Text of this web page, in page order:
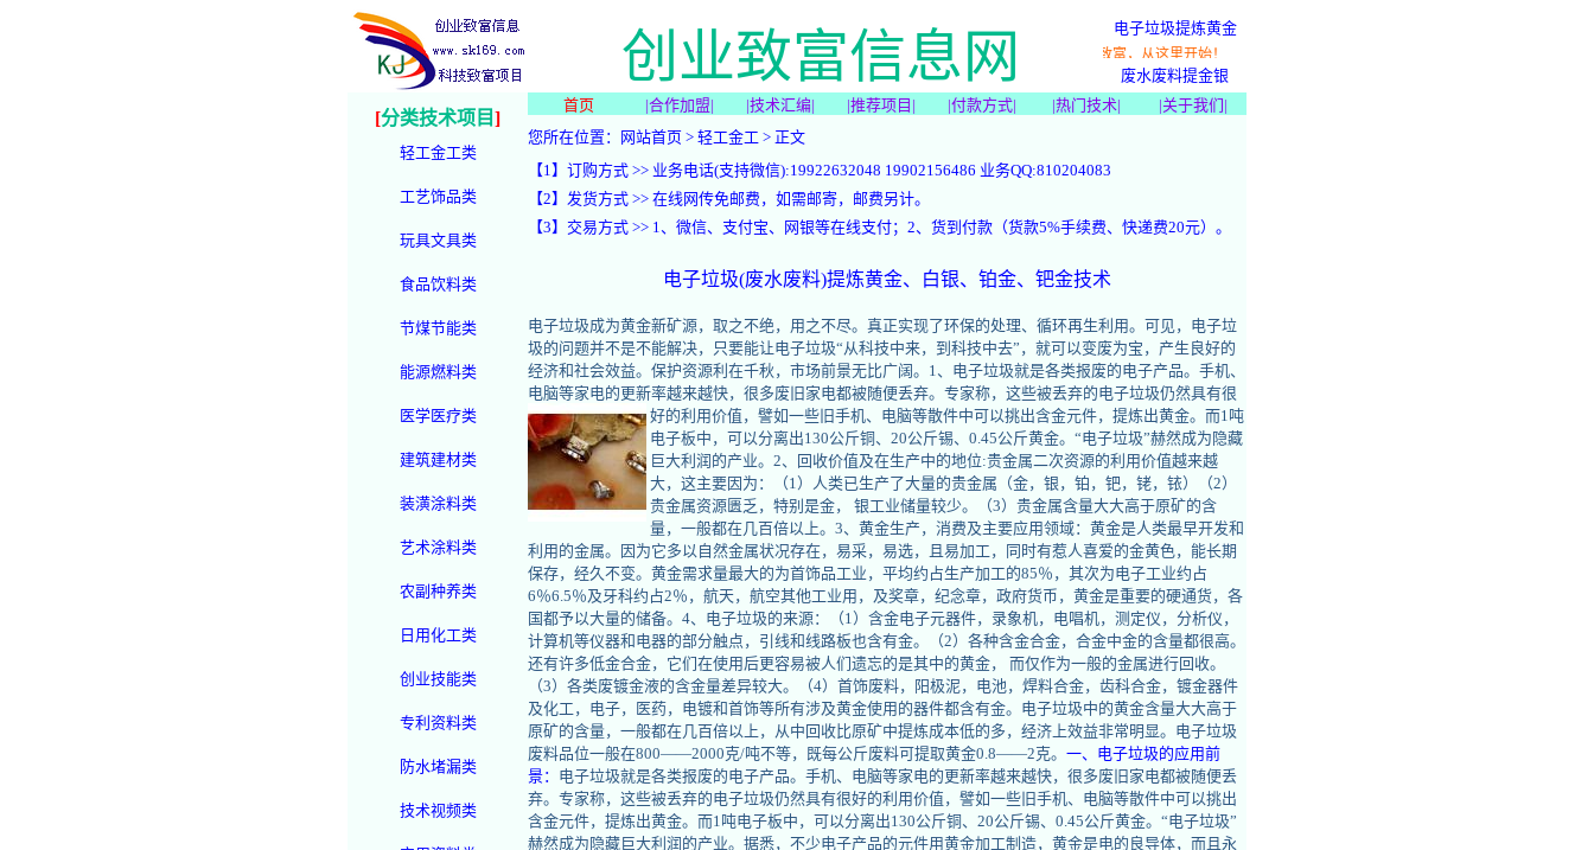
创业致富信息网 电子垃圾提炼黄金
选项目，学技术，要创业，想致富，从这里开始！
废水废料提金银
[分类技术项目]
轻工金工类
工艺饰品类
玩具文具类
食品饮料类
节煤节能类
能源燃料类
医学医疗类
建筑建材类
装潢涂料类
艺术涂料类
农副种养类
日用化工类
创业技能类
专利资料类
防水堵漏类
技术视频类
首页 |合作加盟| |技术汇编| |推荐项目 | |付款方式| |热门技术| |关于我们 |
您所在位置：
网站首页 > 轻工金工 > 正文
【1】订购方式 >> 业务电话(支持微信):19922632048 19902156486 业务QQ:810204083
【2】发货方式 >> 在线网传免邮费，如需邮寄，邮费另计。
【3】交易方式 >> 1、微信、支付宝、网银等在线支付；2、货到付款（货款5%手续费、快递费20元）。
电子垃圾(废水废料)提炼黄金、白银、铂金、钯金技术
电子垃圾成为黄金新矿源，取之不绝，用之不尽。真正实现了环保的处理、循环再生利用。可见，电子垃
圾的问题并不是不能解决，只要能让电子垃圾“从科技中来，到科技中去”，就可以变废为宝，产生良好的
经济和社会效益。保护资源利在千秋，市场前景无比广阔。1、电子垃圾就是各类报废的电子产品。手机、
电脑等家电的更新率越来越快，很多废旧家电都被随便丢弃。专家称，这些被丢弃的电子垃圾仍然具有很
好的利用价值，譬如一些旧手机、电脑等散件中可以挑出含金元件，提炼出黄金。而1吨
电子板中，可以分离出130公斤铜、20公斤锡、0.45公斤黄金。“电子垃圾”赫然成为隐藏
巨大利润的产业。2、回收价值及在生产中的地位:贵金属二次资源的利用价值越来越
大，这主要因为：（1）人类已生产了大量的贵金属（金，银，铂，钯，铑，铱）（2）
贵金属资源匮乏，特别是金， 银工业储量较少。（3）贵金属含量大大高于原矿的含
量，一般都在几百倍以上。3、黄金生产，消费及主要应用领域：黄金是人类最早开发和
利用的金属。因为它多以自然金属状况存在，易采，易选，且易加工，同时有惹人喜爱的金黄色，能长期
保存，经久不变。黄金需求量最大的为首饰品工业，平均约占生产加工的85％，其次为电子工业约占
6％6.5％及牙科约占2％，航天，航空其他工业用，及奖章，纪念章，政府货币，黄金是重要的硬通货，各
国都予以大量的储备。4、电子垃圾的来源：（1）含金电子元器件，录象机，电唱机，测定仪，分析仪，
计算机等仪器和电器的部分触点，引线和线路板也含有金。（2）各种含金合金，合金中金的含量都很高。
还有许多低金合金，它们在使用后更容易被人们遗忘的是其中的黄金， 而仅作为一般的金属进行回收。
（3）各类废镀金液的含金量差异较大。（4）首饰废料，阳极泥，电池，焊料合金，齿科合金，镀金器件
及化工，电子，医药，电镀和首饰等所有涉及黄金使用的器件都含有金。电子垃圾中的黄金含量大大高于
原矿的含量，一般都在几百倍以上，从中回收比原矿中提炼成本低的多，经济上效益非常明显。电子垃圾
废料品位一般在800——2000克/吨不等，既每公斤废料可提取黄金0.8——2克。 一、电子垃圾的应用前
景： 电子垃圾就是各类报废的电子产品。手机、电脑等家电的更新率越来越快，很多废旧家电都被随便丢
弃。专家称，这些被丢弃的电子垃圾仍然具有很好的利用价值，譬如一些旧手机、电脑等散件中可以挑出
含金元件，提炼出黄金。而1吨电子板中，可以分离出130公斤铜、20公斤锡、0.45公斤黄金。“电子垃圾”
赫然成为隐藏巨大利润的产业。据悉，不少电子产品的元件用黄金加工制造，黄金是电的良导体，而且永